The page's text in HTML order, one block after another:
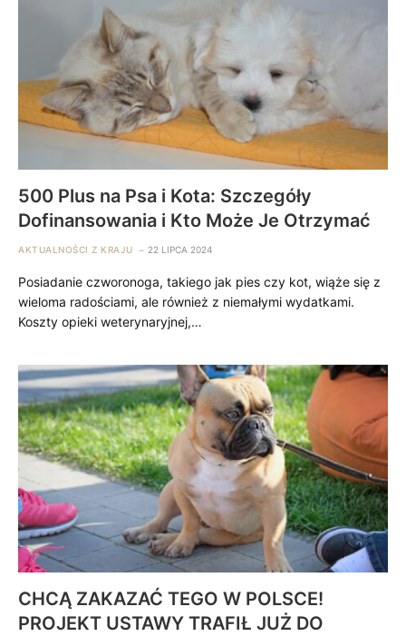
500 Plus na Psa i Kota: Szczegóły
Dofinansowania i Kto Może Je Otrzymać
AKTUALNOŚCI Z KRAJU 22 LIPCA 2024
Posiadanie czworonoga, takiego jak pies czy kot, wiąże się z
wieloma radościami, ale również z niemałymi wydatkami.
Koszty opieki weterynaryjnej,…
CHCĄ ZAKAZAĆ TEGO W POLSCE!
PROJEKT USTAWY TRAFIŁ JUŻ DO